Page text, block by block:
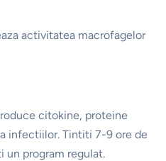
activitatea macrofagelor
citokine, proteine
infectiilor. Tintiti 7-9 ore de
un program regulat.